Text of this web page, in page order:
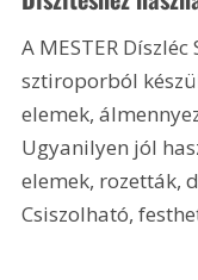
A MESTER
sztiroporból
elemek,
Ugyanilyen jól
elemek, rozetták,
Csiszolható,